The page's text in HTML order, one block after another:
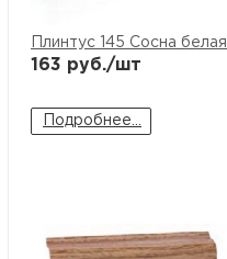
Плинтус 145 Сосна белая
163 руб./шт
Подробнее...